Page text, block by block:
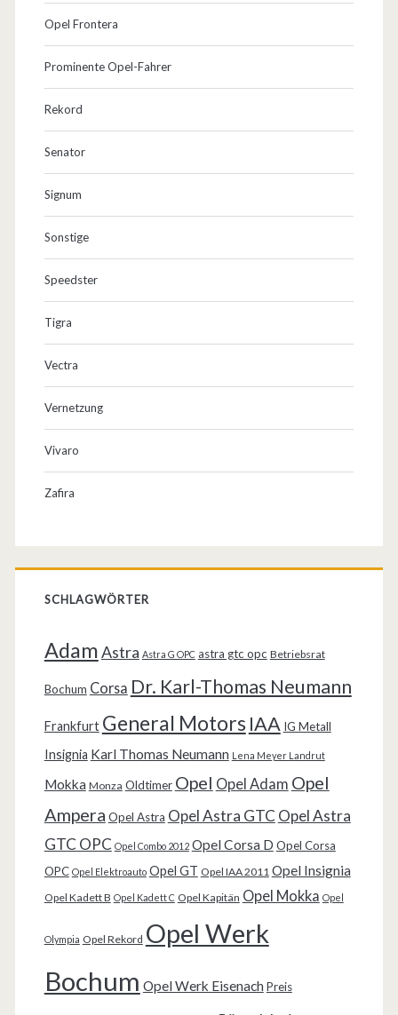
Opel Frontera
Prominente Opel-Fahrer
Rekord
Senator
Signum
Sonstige
Speedster
Tigra
Vectra
Vernetzung
Vivaro
Zafira
SCHLAGWÖRTER
AdamAstra Astra G OPC astra gtc opc Betriebsrat
Bochum Corsa Dr. Karl-Thomas Neumann
Frankfurt General Motors IAA IG Metall
Insignia Karl Thomas Neumann Lena Meyer Landrut
Mokka Monza Oldtimer Opel Opel Adam Opel
Ampera Opel Astra Opel Astra GTC Opel Astra
GTC OPC Opel Combo 2012 Opel Corsa D Opel Corsa
OPC Opel Elektroauto Opel GT Opel IAA 2011 Opel Insignia
Opel Kadett B Opel Kadett C Opel Kapitän Opel Mokka Opel
Olympia Opel Rekord Opel Werk
Bochum Opel Werk Eisenach Preis